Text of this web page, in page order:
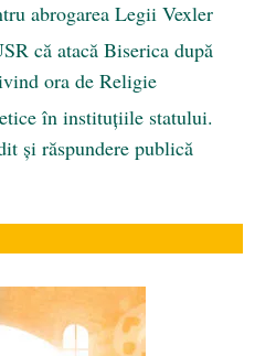
abrogarea Legii Vexler
că atacă Biserica după
ora de Religie
în instituțiile statului.
și răspundere publică